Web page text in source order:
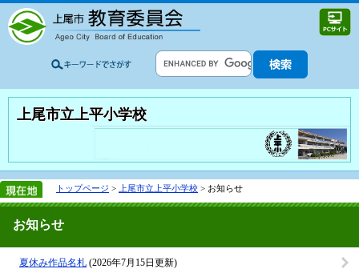
上尾市立上平小学校
トップページ > 上尾市立上平小学校 > お知らせ
お知らせ
夏休み作品名札 (2026年7月15日更新)